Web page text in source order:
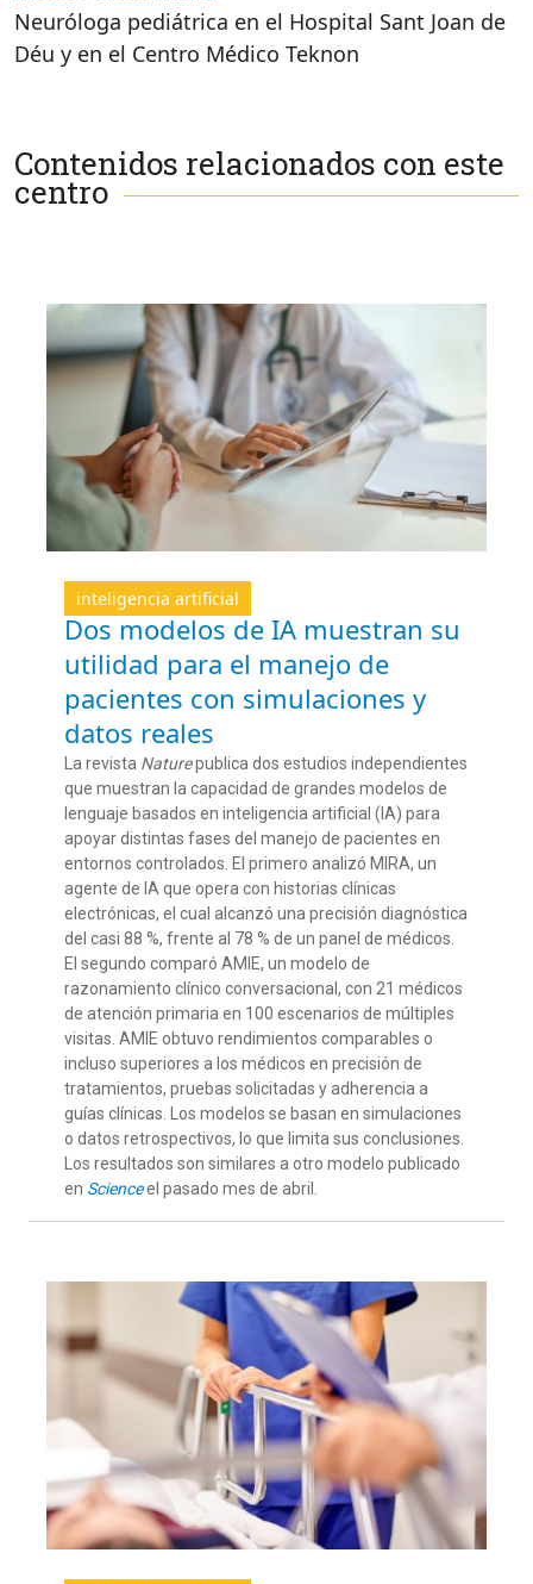
Neuróloga pediátrica en el Hospital Sant Joan de
Déu y en el Centro Médico Teknon
Contenidos relacionados con este
centro
inteligencia artificial
Dos modelos de IA muestran su
utilidad para el manejo de
pacientes con simulaciones y
datos reales
La revista Naturepublica dos estudios independientes
que muestran la capacidad de grandes modelos de
lenguaje basados en inteligencia artificial (IA) para
apoyar distintas fases del manejo de pacientes en
entornos controlados. El primero analizó MIRA, un
agente de IA que opera con historias clínicas
electrónicas, el cual alcanzó una precisión diagnóstica
del casi 88 %, frente al 78 % de un panel de médicos.
El segundo comparó AMIE, un modelo de
razonamiento clínico conversacional, con 21 médicos
de atención primaria en 100 escenarios de múltiples
visitas . AMIE obtuvo rendimientos comparabl es o
incluso superiores a los médicos en precisión de
tratamientos, pruebas solicitadas y adherencia a
guías clínicas
Los modelos se basan en simulaciones
o datos retrospectivos, lo que limita sus conclusiones.
os resultados son similares a otro modelo publicado
en Scienceel pasado mes de abril